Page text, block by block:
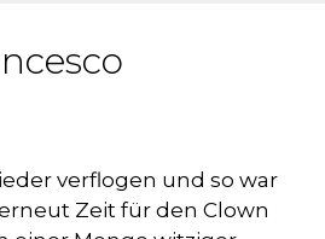
verflogen und so war
erneut Zeit für den Clown